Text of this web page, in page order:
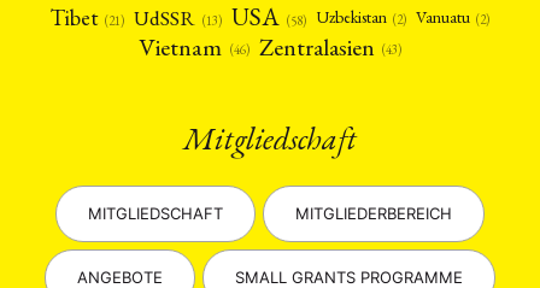
Tibet (21) UdSSR (13) USA (58) Uzbekistan (2) Vanuatu (2)
Vietnam (46) Zentralasien (43)
Mitgliedschaft
MITGLIEDSCHAFT MITGLIEDERBEREICH
ANGEBOTE SMALL GRANTS PROGRAMME